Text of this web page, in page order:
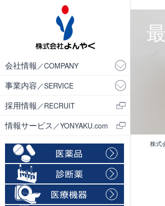
会社情報 ／COMPANY
事業内容／SERVICE
採用情報 ／RECRUIT
情報サービス ／YONYAKU.com
株式